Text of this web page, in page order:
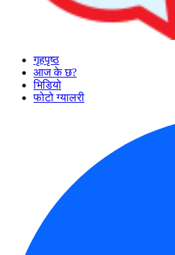
गृहपृष्ठ
आज के छ?
भिडियो
फोटो ग्यालरी